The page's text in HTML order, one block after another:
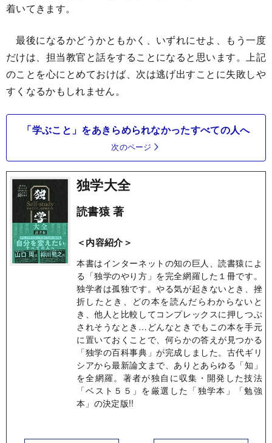
着いてきます。
最後になるかどうかともかく、いずれにせよ、もう一度
だけは、担当教官と話をすることになると思います。上記
のことを心にとめておけば、次は逃げ出すことに失敗しや
すくなるかもしれません。
「学ぶこと」をあきらめられなかったすべての人へ
次のページ
独学大全
読書猿 著
＜内容紹介＞
本書はインターネットの知の巨人、読書猿によ
る「独学のやり方」を完全網羅した１冊です。
独学者は孤独です。やる気が起きないとき、挫
折したとき、どの本を読んだらわからないと
き、他人と比較してコンプレックスに押しつぶ
されそうなとき…どんなときでもこの本を手元
に置いておくことで、何らかの答えが見つかる
「独学の百科事典」が完成しました。古代ギリ
シアから最新論文まで、ありとあらゆる「知」
を全網羅。著者が独自に収集・開発した技法
「ベスト５５」を厳選した「独学本」「勉強
本」の決定版!!